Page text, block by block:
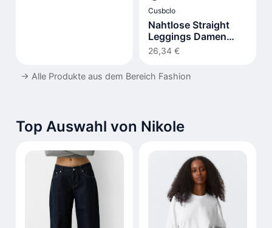
Cusbclo
Nahtlose Straight
Leggings Damen
Hohe Taille Flared
26,34 €
→ Alle Produkte aus dem Bereich Fashion
Top Auswahl von Nikole